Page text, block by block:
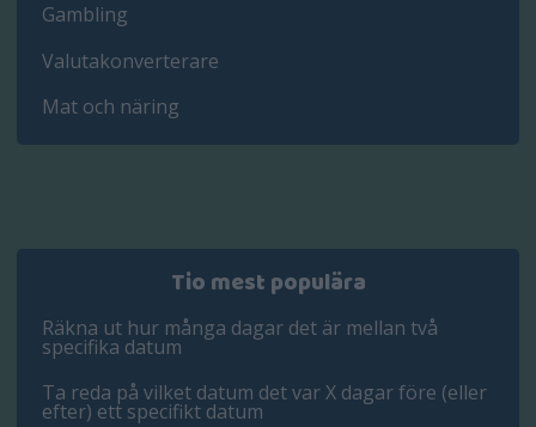
Gambling
Valutakonverterare
Mat och näring
Tio mest populära
Räkna ut hur många dagar det är mellan två
specifika datum
Ta reda på vilket datum det var X dagar före (eller
efter) ett specifikt datum